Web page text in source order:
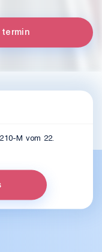
termin
M vom 22.